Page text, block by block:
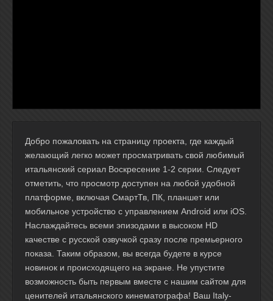
Добро пожаловать на страницу проекта, где каждый
желающий легко может просматривать свой любимый
итальянский сериал Воскресение 1-2 серии. Следует
отметить, что просмотр доступен на любой удобной
платформе, включая СмартТв, ПК, планшет или
мобильное устройство с управлением Android или iOS.
Наслаждайтесь всеми эпизодами в высоком HD
качестве с русской озвучкой сразу после премьерного
показа. Таким образом, вы всегда будете в курсе
новинок и происходящего на экране. Не упустите
возможность быть первым вместе с нашим сайтом для
ценителей итальянского кинематографа! Ваш Italy-